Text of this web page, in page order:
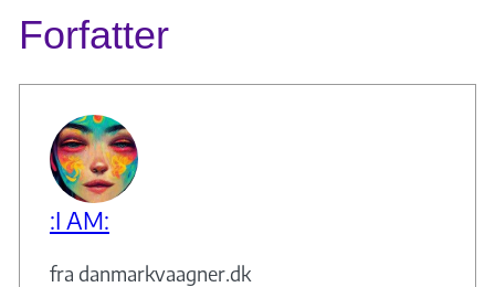
Forfatter
:I AM:
fra danmarkvaagner.dk